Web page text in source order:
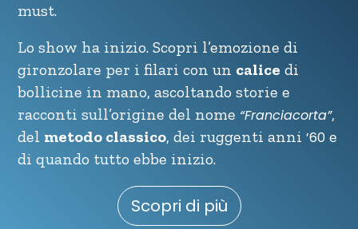
must.
Lo show ha inizio. Scopri l’emozione di
gironzolare per i filari con un calice di
bollicine in mano, ascoltando storie e
racconti sull’origine del nome “Franciacorta”,
del metodo classico, dei ruggenti anni’60 e
di quando tutto ebbe inizio.
Scopri di più